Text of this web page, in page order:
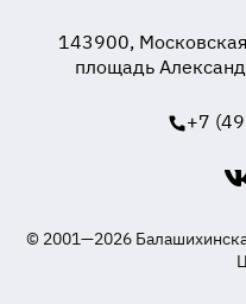
143900,
площадь
+7
© 2001—2026